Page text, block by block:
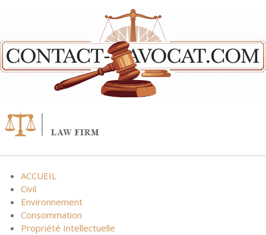
ACCUEIL
Civil
Environnement
Consommation
Propriété Intellectuelle